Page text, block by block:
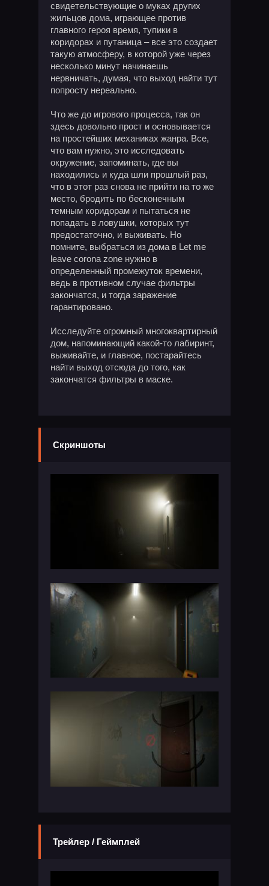
свидетельствующие о муках других
жильцов дома, играющее против
главного героя время, тупики в
коридорах и путаница – все это создает
такую атмосферу, в которой уже через
несколько минут начинаешь
нервничать, думая, что выход найти тут
попросту нереально.
Что же до игрового процесса, так он
здесь довольно прост и основывается
на простейших механиках жанра. Все,
что вам нужно, это исследовать
окружение, запоминать, где вы
находились и куда шли прошлый раз,
что в этот раз снова не прийти на то же
место, бродить по бесконечным
темным коридорам и пытаться не
попадать в ловушки, которых тут
предостаточно, и выживать. Но
помните, выбраться из дома в Let me
leave corona zone нужно в
определенный промежуток времени,
ведь в противном случае фильтры
закончатся, и тогда заражение
гарантировано.
Исследуйте огромный многоквартирный
дом, напоминающий какой-то лабиринт,
выживайте, и главное, постарайтесь
найти выход отсюда до того, как
закончатся фильтры в маске.
Скриншоты
Трейлер / Геймплей